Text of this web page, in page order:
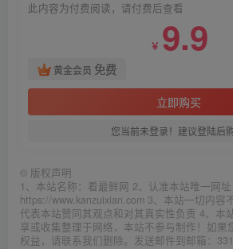
此内容为付费阅读，请付费后查看
￥ 9.9
黄金会员 免费
立即购买
您当前未登录！建议登陆后
© 版权声明
1、本站名称：看最鲜网 2、认准本站唯一网址
https://www.kanzuixian.com 3、本站一切内容
代表本站赞同其观点和对其真实性负责 4、本
享或收集整理于网络，本站不参与制作！如果
权益，请联系我们删除。发送邮件到邮箱：